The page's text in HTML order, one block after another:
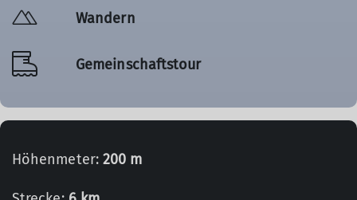
Wandern
Gemeinschaftstour
Höhenmeter: 200 m